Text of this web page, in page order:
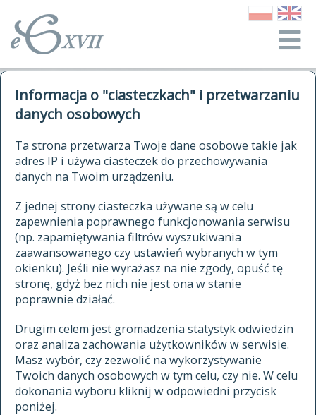
Informacja o "ciasteczkach" i przetwarzaniu
danych osobowych
Ta strona przetwarza Twoje dane osobowe takie jak
adres IP i używa ciasteczek do przechowywania
danych na Twoim urządzeniu.
Z jednej strony ciasteczka używane są w celu
zapewnienia poprawnego funkcjonowania serwisu
(np. zapamiętywania filtrów wyszukiwania
zaawansowanego czy ustawień wybranych w tym
okienku). Jeśli nie wyrażasz na nie zgody, opuść tę
stronę, gdyż bez nich nie jest ona w stanie
poprawnie działać.
Drugim celem jest gromadzenia statystyk odwiedzin
oraz analiza zachowania użytkowników w serwisie.
Masz wybór, czy zezwolić na wykorzystywanie
Twoich danych osobowych w tym celu, czy nie. W celu
dokonania wyboru kliknij w odpowiedni przycisk
poniżej.
autorzy Słownika
historia
publikacje
źródła
autorzy tekstów źródłowych
zasady opracowania
statystyki
najnowsze hasła
ostatnio zmodyfikowane hasła
materiały archiwalne
cytowanie
kontakt
kwerendy
jak cytować Słownik
ELEKTRONICZNY SŁOWNIK
JĘZYKA POLSKIEGO
XVII I XVIII WIEKU
znajdź hasła
zaczynające się od